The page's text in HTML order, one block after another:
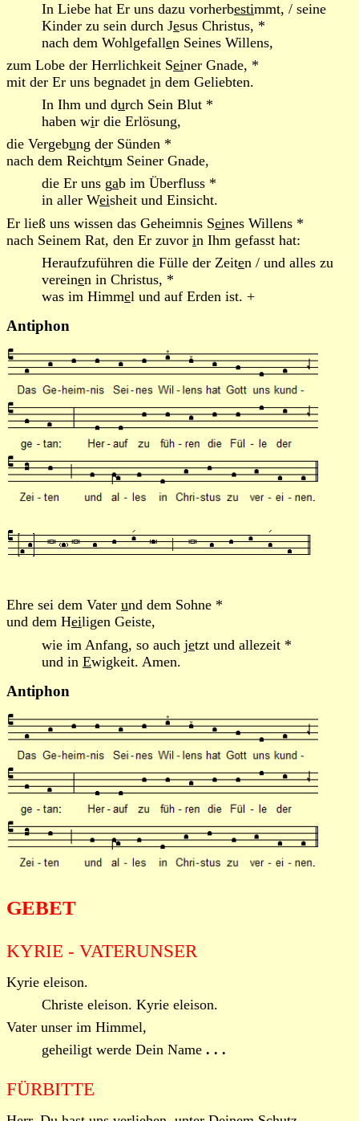
In Liebe hat Er uns dazu vorherbestimmt, / seine
Kinder zu sein durch Jesus Christus, *
nach dem Wohlgefallen Seines Willens,
zum Lobe der Herrlichkeit Seiner Gnade, *
mit der Er uns begnadet in dem Geliebten.
In Ihm und durch Sein Blut *
haben wir die Erlösung,
die Vergebung der Sünden *
nach dem Reichtum Seiner Gnade,
die Er uns gab im Überfluss *
in aller Weisheit und Einsicht.
Er ließ uns wissen das Geheimnis Seines Willens *
nach Seinem Rat, den Er zuvor in Ihm gefasst hat:
Heraufzuführen die Fülle der Zeiten / und alles zu
vereinen in Christus, *
was im Himmel und auf Erden ist. +
Antiphon
Ehre sei dem Vater und dem Sohne *
und dem Heiligen Geiste,
wie im Anfang, so auch jetzt und allezeit *
und in Ewigkeit. Amen.
Antiphon
GEBET
KYRIE - VATERUNSER
Kyrie eleison.
Christe eleison. Kyrie eleison.
Vater unser im Himmel,
geheiligt werde Dein Name . . .
FÜRBITTE